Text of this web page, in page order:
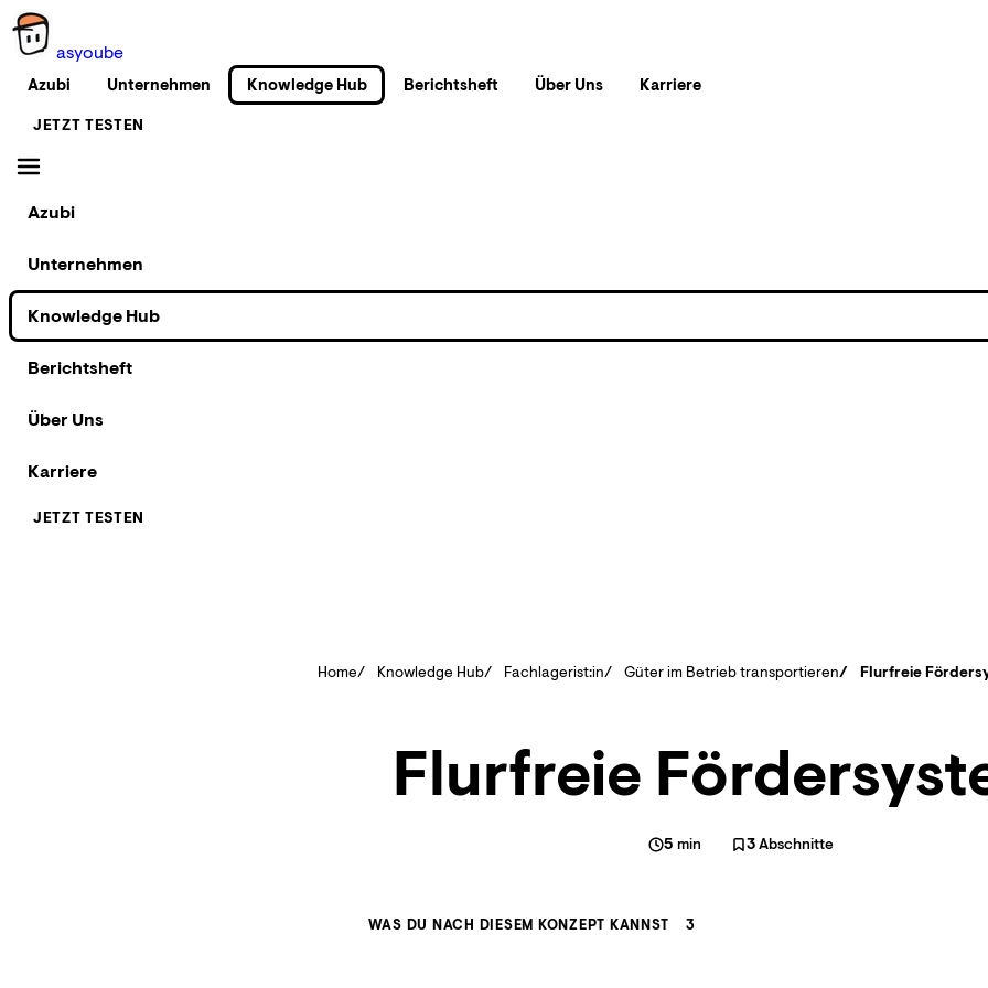
asyoube
Azubi Unternehmen Knowledge Hub Berichtsheft Über Uns Karriere
JETZT TESTEN
Azubi
Unternehmen
Knowledge Hub
Berichtsheft
Über Uns
Karriere
JETZT TESTEN
Home Knowledge Hub Fachlagerist:in Güter im Betrieb transportieren Flurfreie
Flurfreie
5 min 3Abschnitte
WAS DU NACH DIESEM KONZEPT KANNST 3